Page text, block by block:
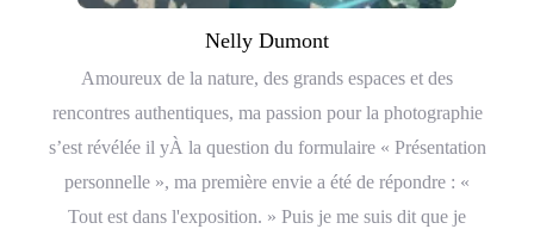
Nelly Dumont
Amoureux de la nature, des grands espaces et des
rencontres authentiques, ma passion pour la photographie
s’est révélée il yÀ la question du formulaire « Présentation
personnelle », ma première envie a été de répondre : «
Tout est dans l'exposition. » Puis je me suis dit que je